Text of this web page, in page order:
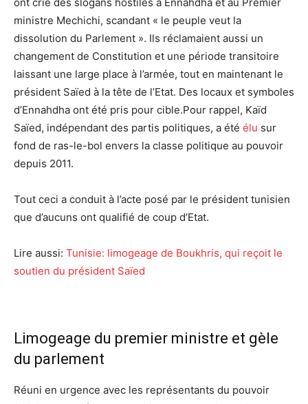
ministre Mechichi, scandant « le peuple veut la
dissolution du Parlement ». Ils réclamaient aussi un
changement de Constitution et une période transitoire
laissant une large place à l’armée, tout en maintenant le
président Saïed à la tête de l’Etat. Des locaux et symboles
d’Ennahdha ont été pris pour cible.Pour rappel, Kaïd
Saïed, indépendant des partis politiques, a été élu sur
fond de ras-le-bol envers la classe politique au pouvoir
depuis 2011.
Tout ceci a conduit à l’acte posé par le président tunisien
que d’aucuns ont qualifié de coup d’Etat.
Lire aussi: Tunisie: limogeage de Boukhris, qui reçoit le
soutien du président Saïed
Limogeage du premier ministre et gèle
du parlement
Réuni en urgence avec les représentants du pouvoir